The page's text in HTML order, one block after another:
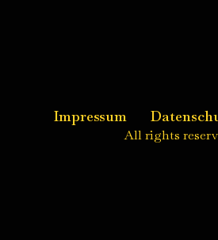
Impressum
All rights